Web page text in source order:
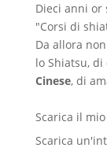
Dieci anni or
"Corsi di
Da allora
lo Shiatsu,
Cinese, di
Scarica il
Scarica